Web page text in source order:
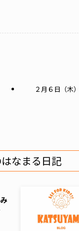
２月６日（木
なまる日記